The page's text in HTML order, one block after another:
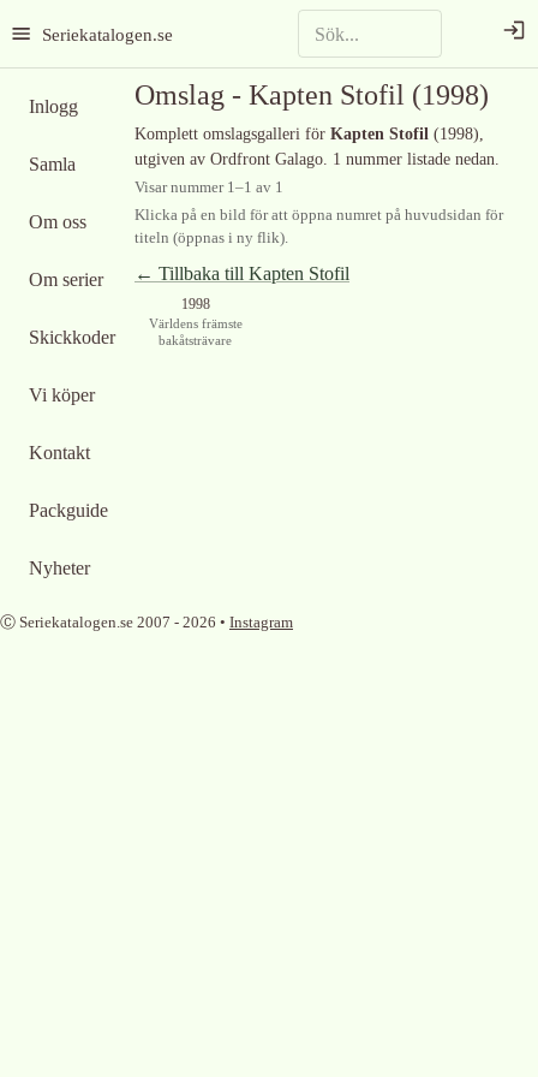
Seriekatalogen.se
Inlogg
Samla
Om oss
Om serier
Skickkoder
Vi köper
Kontakt
Packguide
Nyheter
Omslag - Kapten Stofil (1998)
Komplett omslagsgalleri för Kapten Stofil (1998),
utgiven av Ordfront Galago. 1 nummer listade nedan.
Visar nummer 1–1 av 1
Klicka på en bild för att öppna numret på huvudsidan för
titeln (öppnas i ny flik).
← Tillbaka till Kapten Stofil
1998
Världens främste
bakåtsträvare
Ⓒ Seriekatalogen.se 2007 - 2026 • Instagram